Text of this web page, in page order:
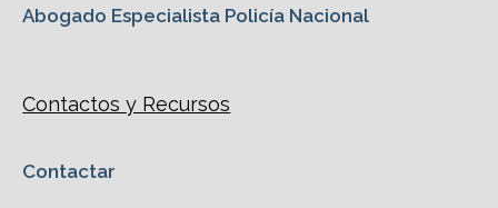
Abogado Especialista Policía Nacional
Contactos y Recursos
Contactar